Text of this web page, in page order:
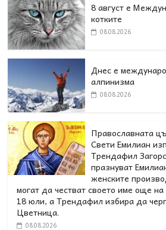
8 август е
котките
08.08.2026
Днес е
алпинизма
08.08.2026
Православната
Свети Емилиан
Трендафил
празнуват
женските
могат да честват своето име още
18 юли, а Трендафил избира да
Цветница.
08.08.2026